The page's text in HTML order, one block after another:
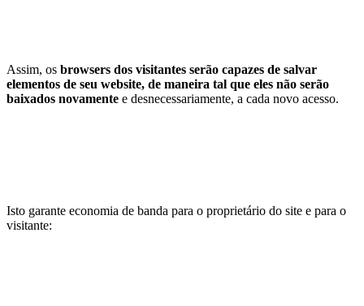
Assim, os browsers dos visitantes serão capazes de salvar
elementos de seu website, de maneira tal que eles não serão
baixados novamente e desnecessariamente, a cada novo acesso.
Isto garante economia de banda para o proprietário do site e para o
visitante: